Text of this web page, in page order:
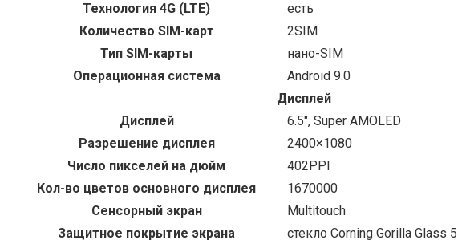
Технология 4G (LTE)
есть
Количество SIM-карт
2SIM
Тип SIM-карты
нано-SIM
Операционная система
Android 9.0
Дисплей
Дисплей
6.5″, Super AMOLED
Разрешение дисплея
2400×1080
Число пикселей на дюйм
402PPI
Кол-во цветов основного дисплея
1670000
Сенсорный экран
Multitouch
Защитное покрытие экрана
стекло Corning Gorilla Glass 5